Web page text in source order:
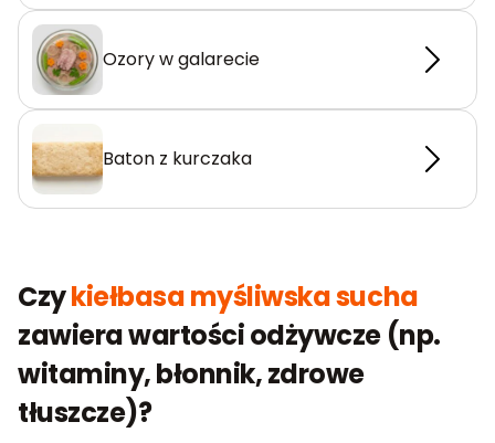
Ozory w galarecie
Baton z kurczaka
Czykiełbasa myśliwska sucha
zawiera wartości odżywcze (np.
witaminy, błonnik, zdrowe
tłuszcze)?